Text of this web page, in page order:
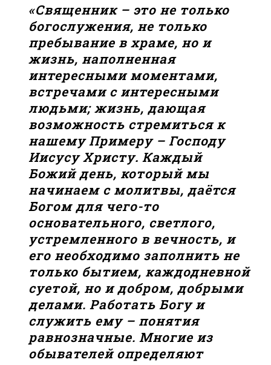
«Священник – это не только
богослужения, не только
пребывание в храме, но и
жизнь, наполненная
интересными моментами,
встречами с интересными
людьми; жизнь, дающая
возможность стремиться к
нашему Примеру – Господу
Иисусу Христу. Каждый
Божий день, который мы
начинаем с молитвы, даётся
Богом для чего-то
основательного, светлого,
устремленного в вечность, и
его необходимо заполнить не
только бытием, каждодневной
суетой, но и добром, добрыми
делами. Работать Богу и
служить ему – понятия
равнозначные. Многие из
обывателей определяют